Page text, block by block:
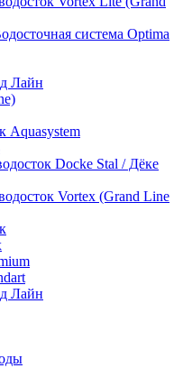
система Optima
Лайн
Aquasystem
Docke Stal / Дёке
Vortex (Grand Line
Лайн